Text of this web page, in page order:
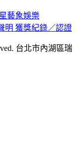
星藝象娛樂
明 獲獎紀錄／認證
台北市內湖區瑞